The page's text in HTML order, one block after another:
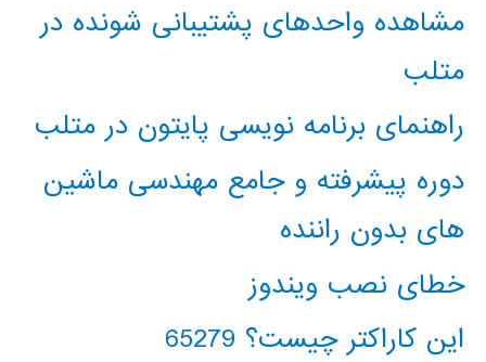
مشاهده واحدهای پشتیبانی شونده در
متلب
راهنمای برنامه نویسی پایتون در متلب
دوره پیشرفته و جامع مهندسی ماشین
های بدون راننده
خطای نصب ویندوز
این کاراکتر چیست؟ 65279